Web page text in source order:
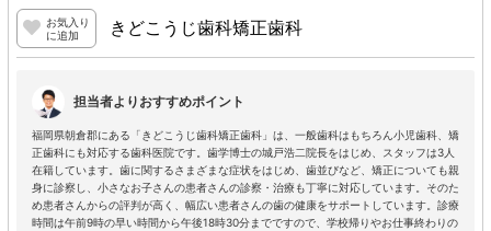
お気入り
に追加
きどこうじ歯科矯正歯科
担当者よりおすすめポイント
福岡県朝倉郡にある「きどこうじ歯科矯正歯科」は、一般歯科はもちろん小児歯科、矯
正歯科にも対応する歯科医院です。歯学博士の城戸浩二院長をはじめ、スタッフは3人
在籍しています。歯に関するさまざまな症状をはじめ、歯並びなど、矯正についても親
身に診察し、小さなお子さんの患者さんの診察・治療も丁寧に対応しています。そのた
め患者さんからの評判が高く、幅広い患者さんの歯の健康をサポートしています。診療
時間は午前9時の早い時間から午後18時30分までですので、学校帰りやお仕事終わりの